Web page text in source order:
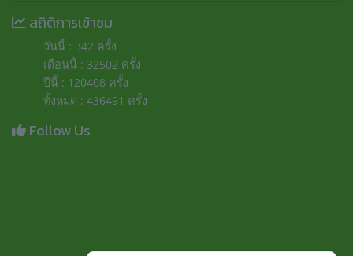
สถิติการเข้าชม
วันนี้ : 342 ครั้ง
เดือนนี้ : 32502 ครั้ง
ปีนี้ : 120408 ครั้ง
ทั้งหมด : 436491 ครั้ง
Follow Us